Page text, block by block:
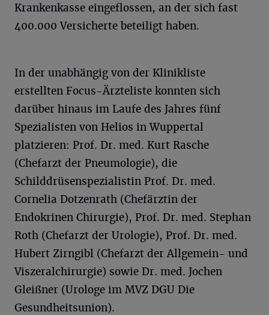
Krankenkasse eingeflossen, an der sich fast
400.000 Versicherte beteiligt haben.
In der unabhängig von der Klinikliste
erstellten Focus-Ärzteliste konnten sich
darüber hinaus im Laufe des Jahres fünf
Spezialisten von Helios in Wuppertal
platzieren: Prof. Dr. med. Kurt Rasche
(Chefarzt der Pneumologie), die
Schilddrüsenspezialistin Prof. Dr. med.
Cornelia Dotzenrath (Chefärztin der
Endokrinen Chirurgie), Prof. Dr. med. Stephan
Roth (Chefarzt der Urologie), Prof. Dr. med.
Hubert Zirngibl (Chefarzt der Allgemein- und
Viszeralchirurgie) sowie Dr. med. Jochen
Gleißner (Urologe im MVZ DGU Die
Gesundheitsunion).